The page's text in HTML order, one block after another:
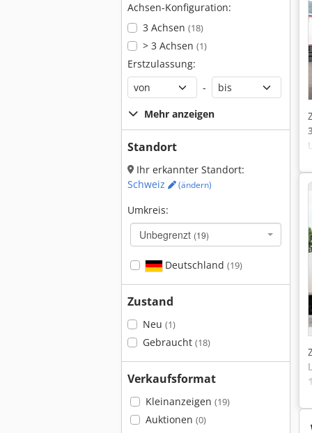
Achsen-Konfiguration:
3 Achsen (18)
> 3 Achsen (1)
Erstzulassung:
-
Mehr anzeigen
Standort
Ihr erkannter Standort:
Schweiz
(ändern)
Umkreis:
Unbegrenzt (19)
Deutschland (19)
Zustand
Neu (1)
Gebraucht (18)
Verkaufsformat
Kleinanzeigen (19)
Auktionen (0)